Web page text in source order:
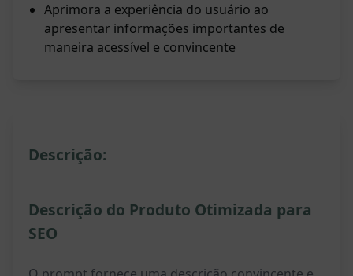
Aprimora a experiência do usuário ao
apresentar informações importantes de
maneira acessível e convincente
Descrição:
Descrição do Produto Otimizada para
SEO